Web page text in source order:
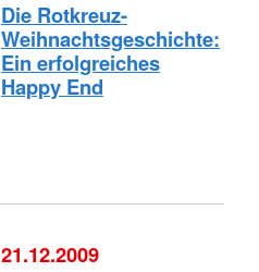
Die Rotkreuz-
Weihnachtsgeschichte:
Ein erfolgreiches
Happy End
21.12.2009